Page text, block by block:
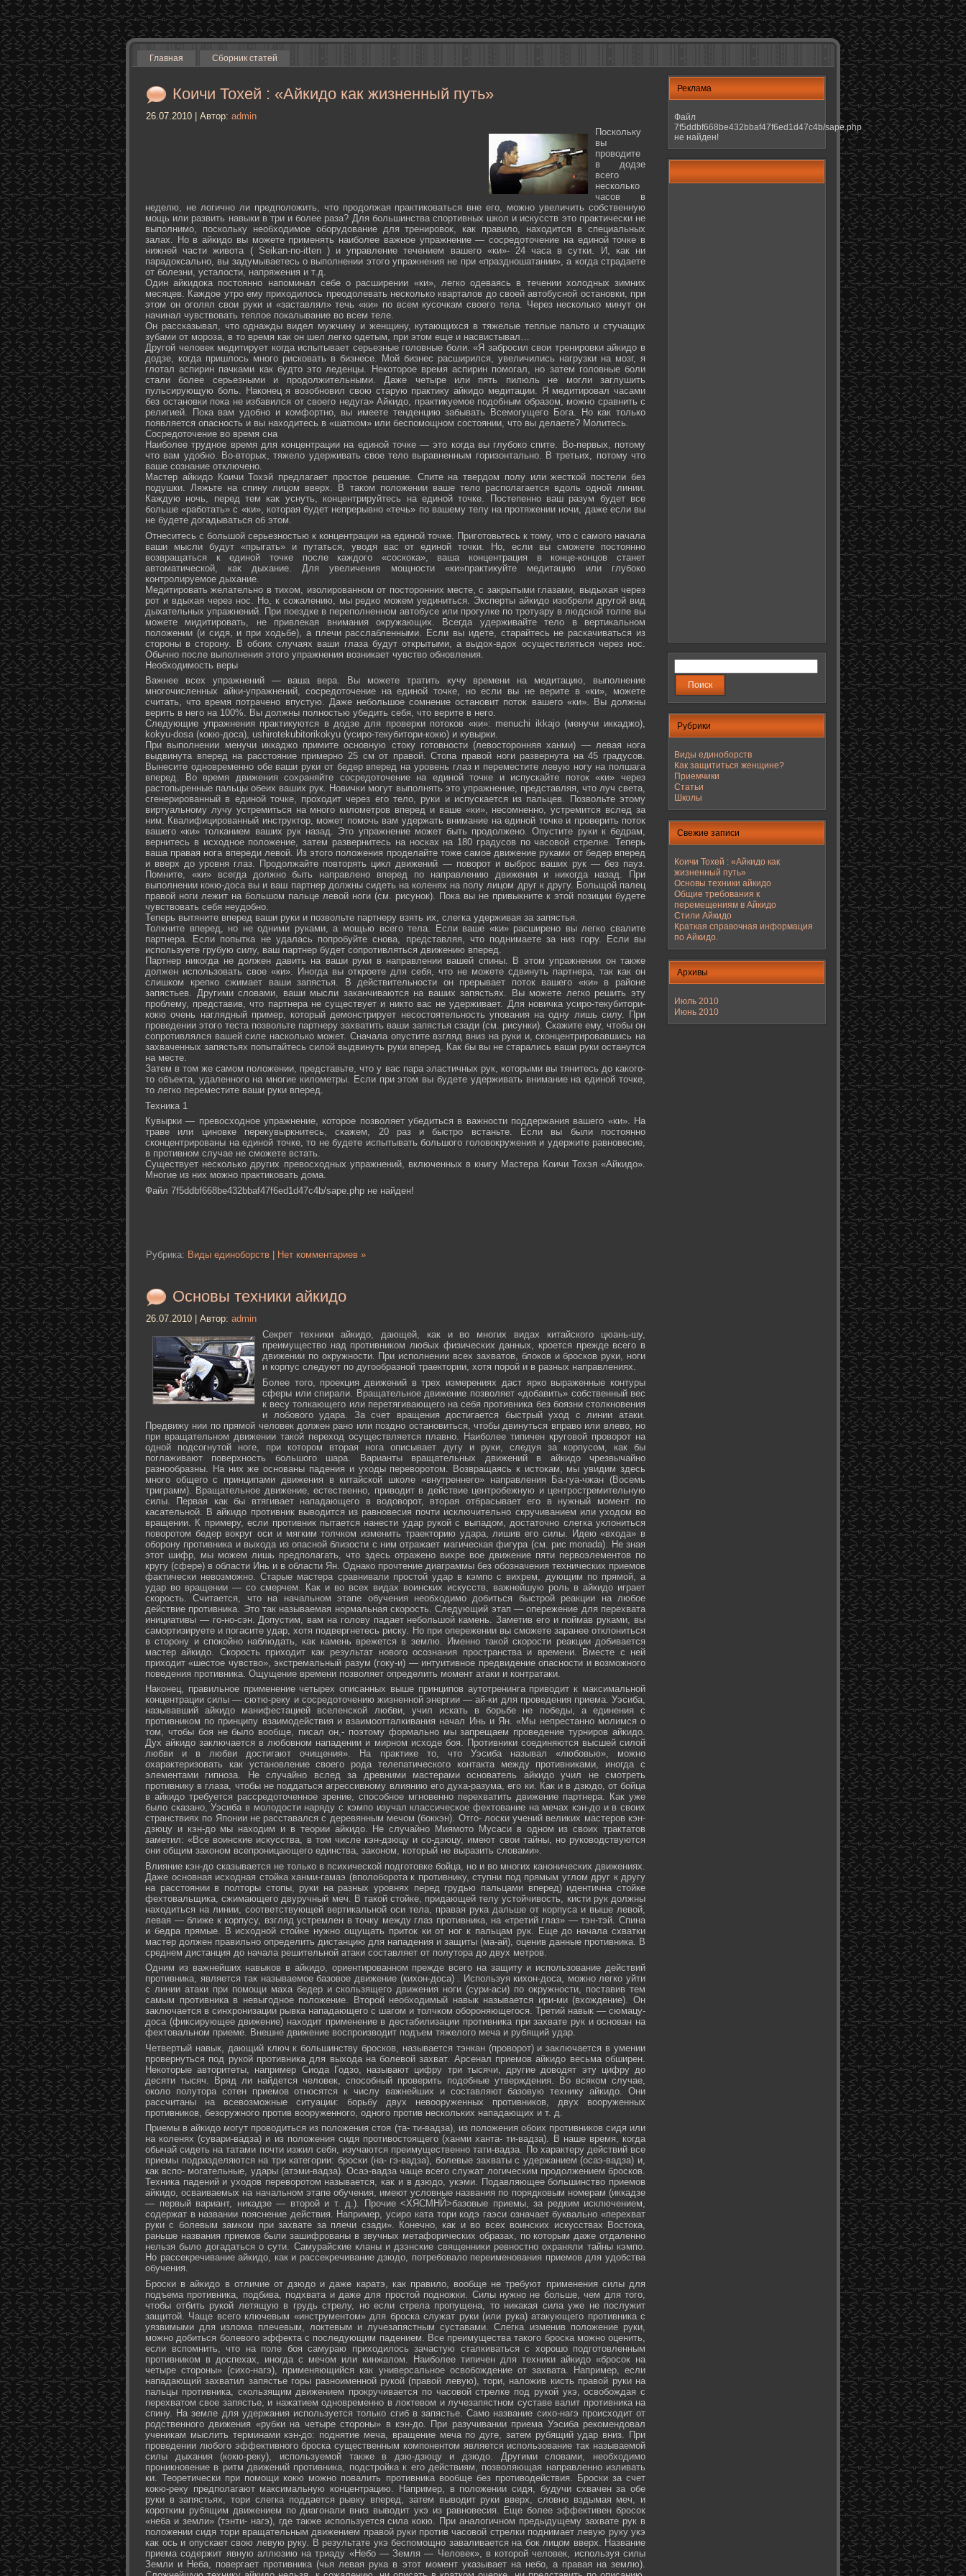
Главная Сборник статей
Коичи Тохей : «Айкидо как жизненный путь»
26.07.2010 | Автор: admin
Поскольку
вы
проводите
в додзе
всего
несколько
часов в
неделю, не логично ли предположить, что продолжая практиковаться вне его, можно увеличить собственную
мощь или развить навыки в три и более раза? Для большинства спортивных школ и искусств это практически не
выполнимо, поскольку необходимое оборудование для тренировок, как правило, находится в специальных
залах. Но в айкидо вы можете применять наиболее важное упражнение — сосредоточение на единой точке в
нижней части живота ( Seikan-­no-­itten ) и управление течением вашего «ки»- 24 часа в сутки. И, как ни
парадоксально, вы задумываетесь о выполнении этого упражнения не при «праздношатании», а когда страдаете
от болезни, усталости, напряжения и т.д.
Один айкидока постоянно напоминал себе о расширении «ки», легко одеваясь в течении холодных зимних
месяцев. Каждое утро ему приходилось преодолевать несколько кварталов до своей автобусной остановки, при
этом он оголял свои руки и «заставлял» течь «ки» по всем кусочкам своего тела. Через несколько минут он
начинал чувствовать теплое покалывание во всем теле.
Он рассказывал, что однажды видел мужчину и женщину, кутающихся в тяжелые теплые пальто и стучащих
зубами от мороза, в то время как он шел легко одетым, при этом еще и насвистывал…
Другой человек медитирует когда испытывает серьезные головные боли. «Я забросил свои тренировки айкидо в
додзе, когда пришлось много рисковать в бизнесе. Мой бизнес расширился, увеличились нагрузки на мозг, я
глотал аспирин пачками как будто это леденцы. Некоторое время аспирин помогал, но затем головные боли
стали более серьезными и продолжительными. Даже четыре или пять пилюль не могли заглушить
пульсирующую боль. Наконец я возобновил свою старую практику айкидо медитации. Я медитировал часами
без остановки пока не избавился от своего недуга» Айкидо, практикуемое подобным образом, можно сравнить с
религией. Пока вам удобно и комфортно, вы имеете тенденцию забывать Всемогущего Бога. Но как только
появляется опасность и вы находитесь в «шатком» или беспомощном состоянии, что вы делаете? Молитесь.
Сосредоточение во время сна
Наиболее трудное время для концентрации на единой точке — это когда вы глубоко спите. Во-первых, потому
что вам удобно. Во-вторых, тяжело удерживать свое тело выравненным горизонтально. В третьих, потому что
ваше сознание отключено.
Мастер айкидо Коичи Тохэй предлагает простое решение. Спите на твердом полу или жесткой постели без
подушки. Ляжьте на спину лицом вверх. В таком положении ваше тело располагается вдоль одной линии.
Каждую ночь, перед тем как уснуть, концентрируйтесь на единой точке. Постепенно ваш разум будет все
больше «работать» с «ки», которая будет непрерывно «течь» по вашему телу на протяжении ночи, даже если вы
не будете догадываться об этом.
Отнеситесь с большой серьезностью к концентрации на единой точке. Приготовьтесь к тому, что с самого начала
ваши мысли будут «прыгать» и путаться, уводя вас от единой точки. Но, если вы сможете постоянно
возвращаться к единой точке после каждого «соскока», ваша концентрация в конце-концов станет
автоматической, как дыхание. Для увеличения мощности «ки»практикуйте медитацию или глубоко
контролируемое дыхание.
Медитировать желательно в тихом, изолированном от посторонних месте, с закрытыми глазами, выдыхая через
рот и вдыхая через нос. Но, к сожалению, мы редко можем уединиться. Эксперты айкидо изобрели другой вид
дыхательных упражнений. При поездке в переполненном автобусе или прогулке по тротуару в людской толпе вы
можете мидитировать, не привлекая внимания окружающих. Всегда удерживайте тело в вертикальном
положении (и сидя, и при ходьбе), а плечи расслабленными. Если вы идете, старайтесь не раскачиваться из
стороны в сторону. В обоих случаях ваши глаза будут открытыми, а выдох-вдох осуществляться через нос.
Обычно после выполнения этого упражнения возникает чувство обновления.
Необходимость веры
Важнее всех упражнений — ваша вера. Вы можете тратить кучу времени на медитацию, выполнение
многочисленных айки-упражнений, сосредоточение на единой точке, но если вы не верите в «ки», можете
считать, что время потрачено впустую. Даже небольшое сомнение остановит поток вашего «ки». Вы должны
верить в него на 100%. Вы должны полностью убедить себя, что верите в него.
Следующие упражнения практикуются в додзе для проверки потоков «ки»: menuchi ikkajo (менучи иккаджо),
kokyu-dosa (кокю-доса), ushiro­tekubitori­kokyu (усиро-текубитори-кокю) и кувырки.
При выполнении менучи иккаджо примите основную стоку готовности (левосторонняя ханми) — левая нога
выдвинута вперед на расстояние примерно 25 см от правой. Стопа правой ноги развернута на 45 градусов.
Вынесите одновременно обе ваши руки от бедер вперед на уровень глаз и переместите левую ногу на полшага
вперед. Во время движения сохраняйте сосредоточение на единой точке и испускайте поток «ки» через
растопыренные пальцы обеих ваших рук. Новички могут выполнять это упражнение, представляя, что луч света,
сгенерированный в единой точке, проходит через его тело, руки и испускается из пальцев. Позвольте этому
виртуальному лучу устремиться на много километров вперед и ваше «ки», несомненно, устремится вслед за
ним. Квалифицированный инструктор, может помочь вам удержать внимание на единой точке и проверить поток
вашего «ки» толканием ваших рук назад. Это упражнение может быть продолжено. Опустите руки к бедрам,
вернитесь в исходное положение, затем развернитесь на носках на 180 градусов по часовой стрелке. Теперь
ваша правая нога впереди левой. Из этого положения проделайте тоже самое движение руками от бедер вперед
и вверх до уровня глаз. Продолжайте повторять цикл движений — поворот и выброс ваших рук — без пауз.
Помните, «ки» всегда должно быть направлено вперед по направлению движения и никогда назад. При
выполнении кокю-доса вы и ваш партнер должны сидеть на коленях на полу лицом друг к другу. Больщой палец
правой ноги лежит на большом пальце левой ноги (см. рисунок). Пока вы не привыкните к этой позиции будете
чувствовать себя неудобно.
Теперь вытяните вперед ваши руки и позвольте партнеру взять их, слегка удерживая за запястья.
Толкните вперед, но не одними руками, а мощью всего тела. Если ваше «ки» расширено вы легко свалите
партнера. Если попытка не удалась попробуйте снова, представляя, что поднимаете за низ гору. Если вы
используете грубую силу, ваш партнер будет сопротивляться движению вперед.
Партнер никогда не должен давить на ваши руки в направлении вашей спины. В этом упражнении он также
должен использовать свое «ки». Иногда вы откроете для себя, что не можете сдвинуть партнера, так как он
слишком крепко сжимает ваши запястья. В действительности он прерывает поток вашего «ки» в районе
запястьев. Другими словами, ваши мысли заканчиваются на ваших запястьях. Вы можете легко решить эту
проблему, представив, что партнера не существует и никто вас не удерживает. Для новичка усиро-текубитори-
кокю очень наглядный пример, который демонстрирует несостоятельность упования на одну лишь силу. При
проведении этого теста позвольте партнеру захватить ваши запястья сзади (см. рисунки). Скажите ему, чтобы он
сопротивлялся вашей силе насколько может. Сначала опустите взгляд вниз на руки и, сконцентрировавшись на
захваченных запястьях попытайтесь силой выдвинуть руки вперед. Как бы вы не старались ваши руки останутся
на месте.
Затем в том же самом положении, представьте, что у вас пара эластичных рук, которыми вы тянитесь до какого-
то объекта, удаленного на многие километры. Если при этом вы будете удерживать внимание на единой точке,
то легко переместите ваши руки вперед.
Техника 1
Кувырки — превосходное упражнение, которое позволяет убедиться в важности поддержания вашего «ки». На
траве или циновке перекувыркнитесь, скажем, 20 раз и быстро встаньте. Если вы были постоянно
сконцентрированы на единой точке, то не будете испытывать большого головокружения и удержите равновесие,
в противном случае не сможете встать.
Существует несколько других превосходных упражнений, включенных в книгу Мастера Коичи Тохэя «Айкидо».
Многие из них можно практиковать дома.
Файл 7f5ddbf668be432bbaf47f6ed1d47c4b/sape.php не найден!
Рубрика: Виды единоборств Нет комментариев »
Основы техники айкидо
26.07.2010 | Автор: admin
Секрет техники айкидо, дающей, как и во многих видах китайского цюань-шу,
преимущество над противником любых физических данных, кроется прежде всего в
движении по окружности. При исполнении всех захватов, блоков и бросков руки, ноги
и корпус следуют по дугообразной траектории, хотя порой и в разных направлениях.
Более того, проекция движений в трех измерениях даст ярко выраженные контуры
сферы или спирали. Вращательное движение позволяет «добавить» собственный вес
к весу толкающего или перетягивающего на себя противника без боязни столкновения
и лобового удара. За счет вращения достигается быстрый уход с линии атаки.
Предвижу нии по прямой человек должен рано или поздно остановиться, чтобы двинуться вправо или влево, но
при вращательном движении такой переход осуществляется плавно. Наиболее типичен круговой проворот на
одной подсогнутой ноге, при котором вторая нога описывает дугу и руки, следуя за корпусом, как бы
поглаживают поверхность большого шара. Варианты вращательных движений в айкидо чрезвычайно
разнообразны. На них же основаны падения и уходы переворотом. Возвращаясь к истокам, мы увидим здесь
много общего с принципами движения в китайской школе «внутреннего» направления Ба-гуа-чжан (Восемь
триграмм). Вращательное движение, естественно, приводит в действие центробежную и центростремительную
силы. Первая как бы втягивает нападающего в водоворот, вторая отбрасывает его в нужный момент по
касательной. В айкидо противник выводится из равновесия почти исключительно скручиванием или уходом во
вращении. К примеру, если противник пытается нанести удар рукой с выпадом, достаточно слегка уклониться
поворотом бедер вокруг оси и мягким толчком изменить траекторию удара, лишив его силы. Идею «входа» в
оборону противника и выхода из опасной близости с ним отражает магическая фигура (см. рис monada). Не зная
этот шифр, мы можем лишь предполагать, что здесь отражено вихре вое движение пяти первоэлементов по
кругу (сфере) в области Инь и в области Ян. Однако прочтение диаграммы без обозначения технических приемов
фактически невозможно. Старые мастера сравнивали простой удар в кэмпо с вихрем, дующим по прямой, а
удар во вращении — со смерчем. Как и во всех видах воинских искусств, важнейшую роль в айкидо играет
скорость. Считается, что на начальном этапе обучения необходимо добиться быстрой реакции на любое
действие противника. Это так называемая нормальная скорость. Следующий этап — опережение для перехвата
инициативы — го-но-сэн. Допустим, вам на голову падает небольшой камень. Заметив его и поймав руками, вы
самортизируете и погасите удар, хотя подвергнетесь риску. Но при опережении вы сможете заранее отклониться
в сторону и спокойно наблюдать, как камень врежется в землю. Именно такой скорости реакции добивается
мастер айкидо. Скорость приходит как результат нового осознания пространства и времени. Вместе с ней
приходит «шестое чувство», экстремальный разум (гоку-и) — интуитивное предвидение опасности и возможного
поведения противника. Ощущение времени позволяет определить момент атаки и контратаки.
Наконец, правильное применение четырех описанных выше принципов аутотренинга приводит к максимальной
концентрации силы — сютю-реку и сосредоточению жизненной энергии — ай-ки для проведения приема. Уэсиба,
называвший айкидо манифестацией вселенской любви, учил искать в борьбе не победы, а единения с
противником по принципу взаимодействия и взаимоотталкивания начал Инь и Ян. «Мы непрестанно молимся о
том, чтобы боя не было вообще, писал он,- поэтому формально мы запрещаем проведение турниров айкидо.
Дух айкидо заключается в любовном нападении и мирном исходе боя. Противники соединяются высшей силой
любви и в любви достигают очищения». На практике то, что Уэсиба называл «любовью», можно
охарактеризовать как установление своего рода телепатического контакта между противниками, иногда с
элементами гипноза. Не случайно вслед за древними мастерами основатель айкидо учил не смотреть
противнику в глаза, чтобы не поддаться агрессивному влиянию его духа-разума, его ки. Как и в дзюдо, от бойца
в айкидо требуется рассредоточенное зрение, способное мгновенно перехватить движение партнера. Как уже
было сказано, Уэсиба в молодости наряду с кэмпо изучал классическое фехтование на мечах кэн-до и в своих
странствиях по Японии не расставался с деревянным мечом (боккэн). Отго- лоски учений великих мастеров кэн-
дзюцу и кэн-до мы находим и в теории айкидо. Не случайно Миямото Мусаси в одном из своих трактатов
заметил: «Все воинские искусства, в том числе кэн-дзюцу и со-дзюцу, имеют свои тайны, но руководствуются
они общим законом всепроницающего единства, законом, который не выразить словами».
Влияние кэн-до сказывается не только в психической подготовке бойца, но и во многих канонических движениях.
Даже основная исходная стойка ханми-гамаэ (вполоборота к противнику, ступни под прямым углом друг к другу
на расстоянии в полторы стопы, руки на разных уровнях перед грудью пальцами вперед) идентична стойке
фехтовальщика, сжимающего двуручный меч. В такой стойке, придающей телу устойчивость, кисти рук должны
находиться на линии, соответствующей вертикальной оси тела, правая рука дальше от корпуса и выше левой,
левая — ближе к корпусу, взгляд устремлен в точку между глаз противника, на «третий глаз» — тэн-тэй. Спина
и бедра прямые. В исходной стойке нужно ощущать приток ки от ног к пальцам рук. Еще до начала схватки
мастер должен правильно определить дистанцию для нападения и защиты (ма-ай), оценив данные противника. В
среднем дистанция до начала решительной атаки составляет от полутора до двух метров.
Одним из важнейших навыков в айкидо, ориентированном прежде всего на защиту и использование действий
противника, является так называемое базовое движение (кихон-доса) . Используя кихон-доса, можно легко уйти
с линии атаки при помощи маха бедер и скользящего движения ноги (сури-аси) по окружности, поставив тем
самым противника в невыгодное положение. Второй необходимый навык называется ири-ми (вхождение). Он
заключается в синхронизации рывка нападающего с шагом и толчком обороняющегося. Третий навык — сюмацу-
доса (фиксирующее движение) находит применение в дестабилизации противника при захвате рук и основан на
фехтовальном приеме. Внешне движение воспроизводит подъем тяжелого меча и рубящий удар.
Четвертый навык, дающий ключ к большинству бросков, называется тэнкан (проворот) и заключается в умении
провернуться под рукой противника для выхода на болевой захват. Арсенал приемов айкидо весьма обширен.
Некоторые авторитеты, например Сиода Годзо, называют цифру три тысячи, другие доводят эту цифру до
десяти тысяч. Вряд ли найдется человек, способный проверить подобные утверждения. Во всяком случае,
около полутора сотен приемов относятся к числу важнейших и составляют базовую технику айкидо. Они
рассчитаны на всевозможные ситуации: борьбу двух невооруженных противников, двух вооруженных
противников, безоружного против вооруженного, одного против нескольких нападающих и т. д.
Приемы в айкидо могут проводиться из положения стоя (та- ти-вадза), из положения обоих противников сидя или
на коленях (сувари-вадза) и из положения сидя противостоящего (ханми ханта- ти-вадза). В наше время, когда
обычай сидеть на татами почти изжил себя, изучаются преимущественно тати-вадза. По характеру действий все
приемы подразделяются на три категории: броски (на- гэ-вадза), болевые захваты с удержанием (осаэ-вадза) и,
как вспо- могательные, удары (атэми-вадза). Осаэ-вадза чаще всего служат логическим продолжением бросков.
Техника падений и уходов переворотом называется, как и в дзюдо, укэми. Подавляющее большинство приемов
айкидо, осваиваемых на начальном этапе обучения, имеют условные названия по порядковым номерам (иккадзе
— первый вариант, никадзе — второй и т. д.). Прочие <ХЯСМНЙ>базовые приемы, за редким исключением,
содержат в названии пояснение действия. Например, усиро ката тори кодэ гаэси означает буквально «перехват
руки с болевым замком при захвате за плечи сзади». Конечно, как и во всех воинских искусствах Востока,
раньше названия приемов были зашифрованы в звучных метафорических образах, по которым даже отдаленно
нельзя было догадаться о сути. Самурайские кланы и дзэнские священники ревностно охраняли тайны кэмпо.
Но рассекречивание айкидо, как и рассекречивание дзюдо, потребовало переименования приемов для удобства
обучения.
Броски в айкидо в отличие от дзюдо и даже каратэ, как правило, вообще не требуют применения силы для
подъема противника, подбива, подхвата и даже для простой подножки. Силы нужно не больше, чем для того,
чтобы отбить рукой летящую в грудь стрелу, но если стрела пропущена, то никакая сила уже не послужит
защитой. Чаще всего ключевым «инструментом» для броска служат руки (или рука) атакующего противника с
уязвимыми для излома плечевым, локтевым и лучезапястным суставами. Слегка изменив положение руки,
можно добиться болевого эффекта с последующим падением. Все преимущества такого броска можно оценить,
если вспомнить, что на поле боя самураю приходилось зачастую сталкиваться с хорошо подготовленным
противником в доспехах, иногда с мечом или кинжалом. Наиболее типичен для техники айкидо «бросок на
четыре стороны» (сихо-нагэ), применяющийся как универсальное освобождение от захвата. Например, если
нападающий захватил запястье горы разноименной рукой (правой левую), тори, наложив кисть правой руки на
пальцы противника, скользящим движением прокручивается по часовой стрелке под рукой укэ, освобождая с
перехватом свое запястье, и нажатием одновременно в локтевом и лучезапястном суставе валит противника на
спину. На земле для удержания используется только сгиб в запястье. Само название сихо-нагэ происходит от
родственного движения «рубки на четыре стороны» в кэн-до. При разучивании приема Уэсиба рекомендовал
ученикам мыслить терминами кэн-до: поднятие меча, вращение меча по дуге, затем рубящий удар вниз. При
проведении любого эффективного броска существенным компонентом является использование так называемой
силы дыхания (кокю-реку), используемой также в дзю-дзюцу и дзюдо. Другими словами, необходимо
проникновение в ритм движений противника, подстройка к его действиям, позволяющая направленно изливать
ки. Теоретически при помощи кокю можно повалить противника вообще без противодействия. Броски за счет
кокю-реку предполагают максимальную концентрацию. Например, в положении сидя, будучи схвачен за обе
руки в запястьях, тори слегка поддается рывку вперед, затем выводит руки вверх, словно вздымая меч, и
коротким рубящим движением по диагонали вниз выводит укэ из равновесия. Еще более эффективен бросок
«неба и земли» (тэнти- нагэ), где также используется сила кокю. При аналогичном предыдущему захвате рук в
положении сидя тори вращательным движением правой руки против часовой стрелки поднимает левую руку укэ
как ось и опускает свою левую руку. В результате укэ беспомощно заваливается на бок лицом вверх. Название
приема содержит явную аллюзию на триаду «Небо — Земля — Человек», в которой человек, используя силы
Земли и Неба, повергает противника (чья левая рука в этот момент указывает на небо, а правая на землю).
Реклама
Файл
7f5ddbf668be432bbaf47f6ed1d47c4b/sape.php
не найден!
Рубрики
Виды единоборств
Как защититься женщине?
Приемчики
Статьи
Школы
Свежие записи
Коичи Тохей : «Айкидо как
жизненный путь»
Основы техники айкидо
Общие требования к
перемещениям в Айкидо
Стили Айкидо
Краткая справочная информация
по Айкидо.
Архивы
Июль 2010
Июнь 2010